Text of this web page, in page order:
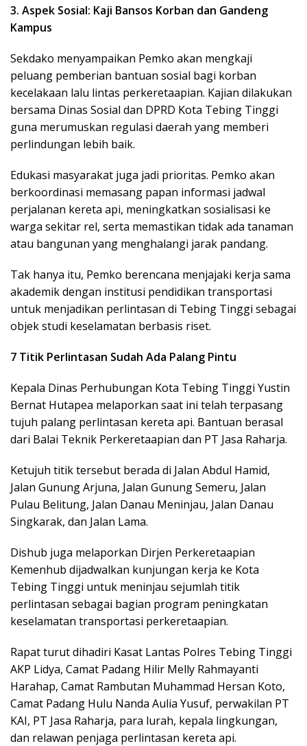
3. Aspek Sosial: Kaji Bansos Korban dan Gandeng
Kampus
Sekdako menyampaikan Pemko akan mengkaji
peluang pemberian bantuan sosial bagi korban
kecelakaan lalu lintas perkeretaapian. Kajian dilakukan
bersama Dinas Sosial dan DPRD Kota Tebing Tinggi
guna merumuskan regulasi daerah yang memberi
perlindungan lebih baik.
Edukasi masyarakat juga jadi prioritas. Pemko akan
berkoordinasi memasang papan informasi jadwal
perjalanan kereta api, meningkatkan sosialisasi ke
warga sekitar rel, serta memastikan tidak ada tanaman
atau bangunan yang menghalangi jarak pandang.
Tak hanya itu, Pemko berencana menjajaki kerja sama
akademik dengan institusi pendidikan transportasi
untuk menjadikan perlintasan di Tebing Tinggi sebagai
objek studi keselamatan berbasis riset.
7 Titik Perlintasan Sudah Ada Palang Pintu
Kepala Dinas Perhubungan Kota Tebing Tinggi Yustin
Bernat Hutapea melaporkan saat ini telah terpasang
tujuh palang perlintasan kereta api. Bantuan berasal
dari Balai Teknik Perkeretaapian dan PT Jasa Raharja.
Ketujuh titik tersebut berada di Jalan Abdul Hamid,
Jalan Gunung Arjuna, Jalan Gunung Semeru, Jalan
Pulau Belitung, Jalan Danau Meninjau, Jalan Danau
Singkarak, dan Jalan Lama.
Dishub juga melaporkan Dirjen Perkeretaapian
Kemenhub dijadwalkan kunjungan kerja ke Kota
Tebing Tinggi untuk meninjau sejumlah titik
perlintasan sebagai bagian program peningkatan
keselamatan transportasi perkeretaapian.
Rapat turut dihadiri Kasat Lantas Polres Tebing Tinggi
AKP Lidya, Camat Padang Hilir Melly Rahmayanti
Harahap, Camat Rambutan Muhammad Hersan Koto,
Camat Padang Hulu Nanda Aulia Yusuf, perwakilan PT
KAI, PT Jasa Raharja, para lurah, kepala lingkungan,
dan relawan penjaga perlintasan kereta api.